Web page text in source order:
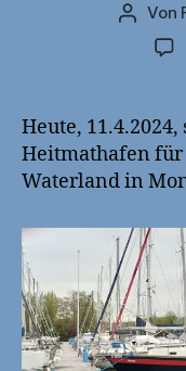
Von
Heute,
Heitmathafen für
Waterland in